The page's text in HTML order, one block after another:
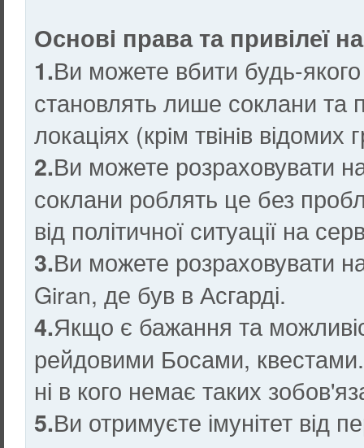
Основi права та привілеї
1.Ви можете вбити будь-
становлять лише соклани та
локаціях (крiм твiнiв відомих
2.Ви можете розраховувати
соклани роблять це без
від політичної ситуації на
3.Ви можете розраховувати
Giran, де був в Асгарді.
4.Якщо є бажання та
рейдовими Босами,
ні в кого немає таких
5.Ви отримуєте імунітет від